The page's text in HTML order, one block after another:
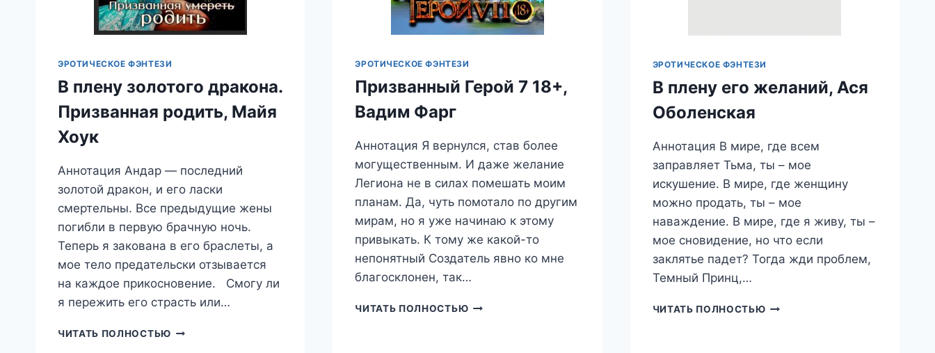
ЭРОТИЧЕСКОЕ ФЭНТЕЗИ
В плену золотого дракона.
Призванная родить, Майя
Хоук
Аннотация Андар — последний
золотой дракон, и его ласки
смертельны. Все предыдущие жены
погибли в первую брачную ночь.
Теперь я закована в его браслеты, а
мое тело предательски отзывается
на каждое прикосновение. Смогу ли
я пережить его страсть или…
ЧИТАТЬ ПОЛНОСТЬЮ В
ЭРОТИЧЕСКОЕ ФЭНТЕЗИ
Призванный Герой 7 18+,
Вадим Фарг
Аннотация Я вернулся, став более
могущественным. И даже желание
Легиона не в силах помешать моим
планам. Да, чуть помотало по другим
мирам, но я уже начинаю к этому
привыкать. К тому же какой-то
непонятный Создатель явно ко мне
благосклонен, так…
ЧИТАТЬ ПОЛНОСТЬЮ ПРИЗВАННЫЙ
ЭРОТИЧЕСКОЕ ФЭНТЕЗИ
В плену его желаний, Ася
Оболенская
Аннотация В мире, где всем
заправляет Тьма, ты – мое
искушение. В мире, где женщину
можно продать, ты – мое
наваждение. В мире, где я живу, ты –
мое сновидение, но что если
заклятье падет? Тогда жди проблем,
Темный Принц,…
ЧИТАТЬ ПОЛНОСТЬЮ В